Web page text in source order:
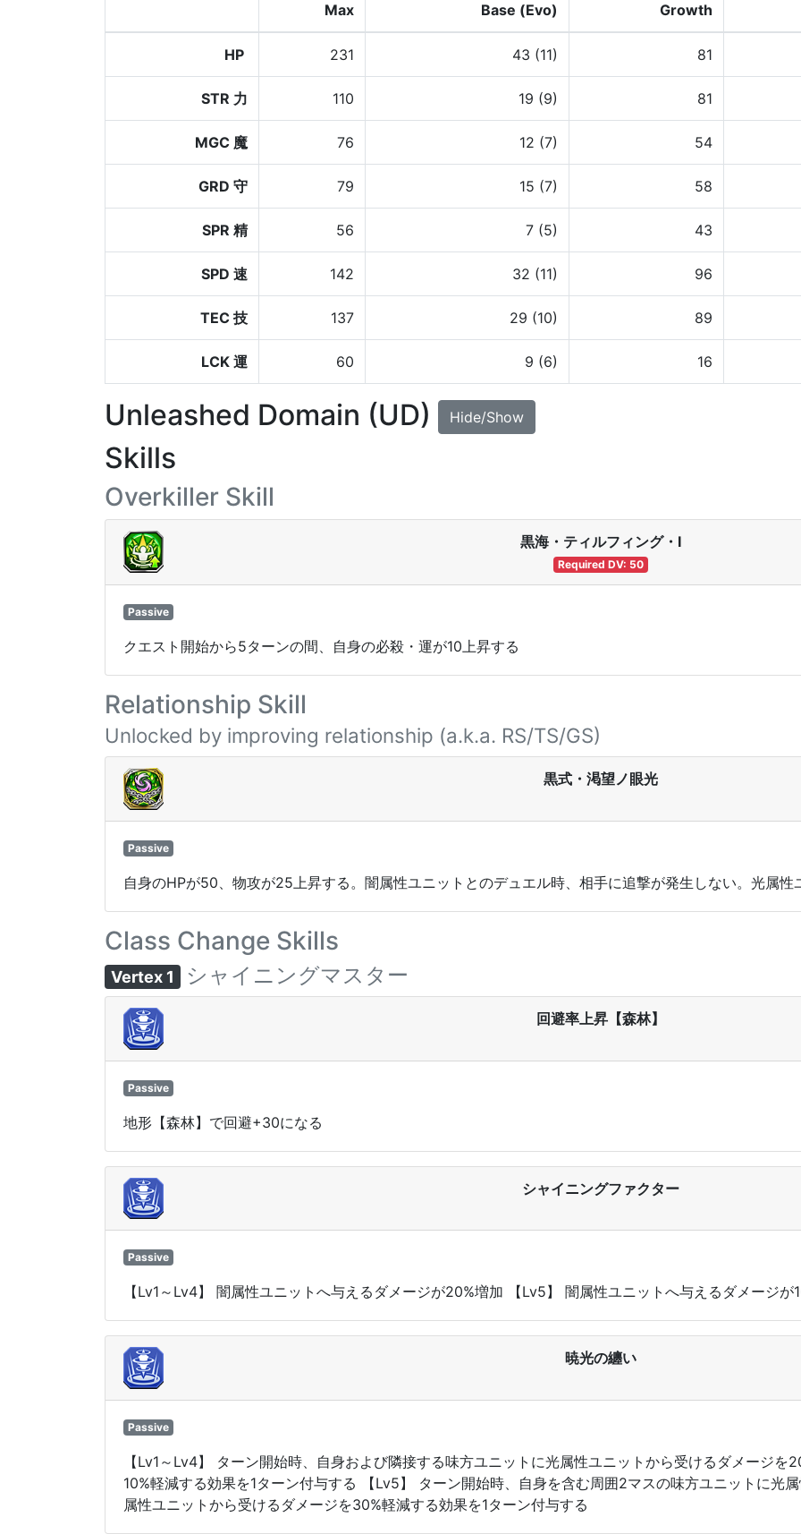
Max Base (Evo) Growth
HP 231 43 (11) 81
STR 力 110 19 (9) 81
MGC 魔 76 12 (7) 54
GRD 守 79 15 (7) 58
SPR 精 56 7 (5) 43
SPD 速 142 32 (11) 96
TEC 技 137 29 (10) 89
LCK 運 60 9 (6) 16
Unleashed Domain (UD) Hide/Show
Skills
Overkiller Skill
黒海・ティルフィング・Ⅰ
Required DV: 50
Passive
クエスト開始から5ターンの間、自身の必殺・運が10上昇する
Relationship Skill
Unlocked by improving relationship (a.k.a. RS/TS/GS)
黒式・渇望ノ眼光
Passive
自身のHPが50、物攻が25上昇する。闇属性ユニットとのデュエル時、相手に追撃が発生しない。光属
Class Change Skills
Vertex 1 シャイニングマスター
回避率上昇【森林】
Passive
地形【森林】で回避+30になる
シャイニングファクター
Passive
【Lv1～Lv4】 闇属性ユニットへ与えるダメージが20%増加 【Lv5】 闇属性ユニットへ与えるダメージが
暁光の纏い
Passive
【Lv1～Lv4】 ターン開始時、自身および隣接する味方ユニットに光属性ユニットから受けるダメージを
10%軽減する効果を1ターン付与する 【Lv5】 ターン開始時、自身を含む周囲2マスの味方ユニットに光
属性ユニットから受けるダメージを30%軽減する効果を1ターン付与する